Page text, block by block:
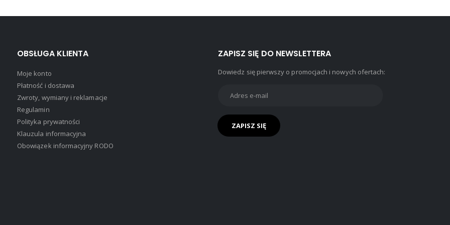
OBSŁUGA KLIENTA
Moje konto
Płatność i dostawa
Zwroty, wymiany i reklamacje
Regulamin
Polityka prywatności
Klauzula informacyjna
Obowiązek informacyjny RODO
ZAPISZ SIĘ DO NEWSLETTERA
Dowiedz się pierwszy o promocjach i nowych ofertach: